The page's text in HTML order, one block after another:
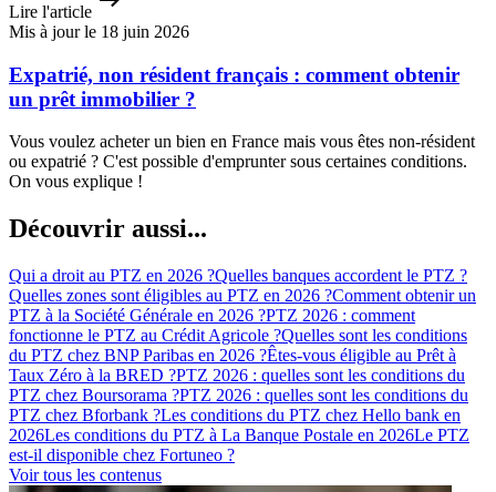
Lire l'article
Mis à jour le 18 juin 2026
Expatrié, non résident français : comment obtenir
un prêt immobilier ?
Vous voulez acheter un bien en France mais vous êtes non-résident
ou expatrié ? C'est possible d'emprunter sous certaines conditions.
On vous explique !
Découvrir aussi...
Qui a droit au PTZ en 2026 ?Quelles banques accordent le PTZ ?
Quelles zones sont éligibles au PTZ en 2026 ?Comment obtenir un
PTZ à la Société Générale en 2026 ?PTZ 2026 : comment
fonctionne le PTZ au Crédit Agricole ?Quelles sont les conditions
du PTZ chez BNP Paribas en 2026 ?Êtes-vous éligible au Prêt à
Taux Zéro à la BRED ?PTZ 2026 : quelles sont les conditions du
PTZ chez Boursorama ?PTZ 2026 : quelles sont les conditions du
PTZ chez Bforbank ?Les conditions du PTZ chez Hello bank en
2026Les conditions du PTZ à La Banque Postale en 2026Le PTZ
est-il disponible chez Fortuneo ?
Voir tous les contenus